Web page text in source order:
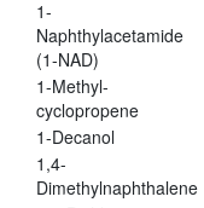
1-
Naphthylacetamide
(1-NAD)
1-Methyl-
cyclopropene
1-Decanol
1,4-
Dimethylnaphthalene